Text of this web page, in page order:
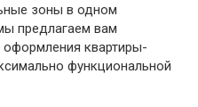
зоны в одном
предлагаем вам
квартиры-
функциональной